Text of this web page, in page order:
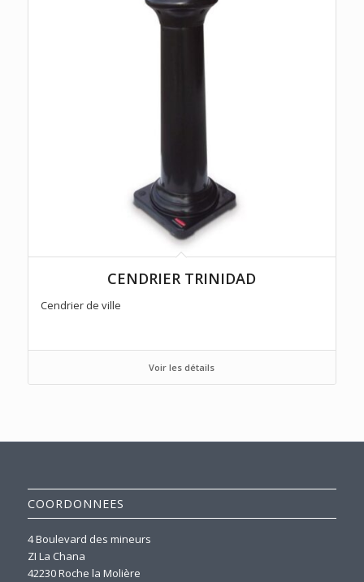
CENDRIER TRINIDAD
Cendrier de ville
Voir les détails
COORDONNEES
4 Boulevard des mineurs
ZI La Chana
42230 Roche la Molière